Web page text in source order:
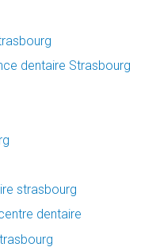
dentaire Strasbourg
strasbourg
dentaire